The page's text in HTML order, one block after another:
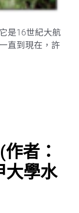
是16世紀大航
直到現在，許
者：
大學水